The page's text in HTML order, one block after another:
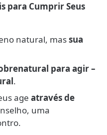
para Cumprir Seus
natural, massua
para agir –
.
age através de
uma